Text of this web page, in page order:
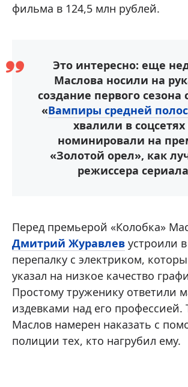
фильма в 124,5 млн рублей.
Это интересно: еще
Маслова носили на
создание первого сезона
«Вампиры средней
хвалили в соцсетях
номинировали на
«Золотой орел», как
режиссера
Перед премьерой «Колобка»
Дмитрий Журавлев устроили
перепалку с электриком,
указал на низкое качество
Простому труженику ответили
издевками над его профессией.
Маслов намерен наказать с
полиции тех, кто нагрубил ему.